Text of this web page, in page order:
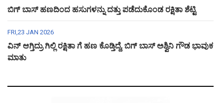
ಬಿಗ್ ಬಾಸ್ ಹಣದಿಂದ ಹಸುಗಳನ್ನು ದತ್ತು ಪಡೆದುಕೊಂಡ ರಕ್ಷಿತಾ ಶೆಟ್ಟಿ
FRI,23 JAN 2026
ವಿನ್ ಆಗ್ತಿದ್ರು ಗಿಲ್ಲಿ ರಕ್ಷಿತಾ ಗೆ ಹಣ ಕೊಡ್ತಿದ್ದೆ, ಬಿಗ್ ಬಾಸ್ ಅಶ್ವಿನಿ ಗೌಡ ಭಾವುಕ
ಮಾತು